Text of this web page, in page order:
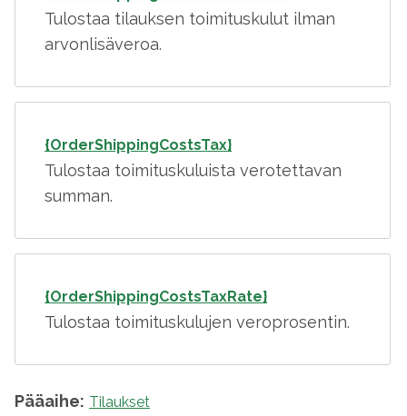
Tulostaa tilauksen toimituskulut ilman
arvonlisäveroa.
{OrderShippingCostsTax}
Tulostaa toimituskuluista verotettavan
summan.
{OrderShippingCostsTaxRate}
Tulostaa toimituskulujen veroprosentin.
Pääaihe: Tilaukset